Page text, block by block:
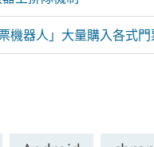
機器人」大量購入各式門